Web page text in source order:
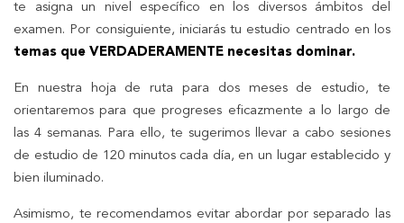
te asigna un nivel específico en los diversos ámbitos del
examen. Por consiguiente, iniciarás tu estudio centrado en los
temas que VERDADERAMENTE necesitas dominar.
En nuestra hoja de ruta para dos meses de estudio, te
orientaremos para que progreses eficazmente a lo largo de
las 4 semanas. Para ello, te sugerimos llevar a cabo sesiones
de estudio de 120 minutos cada día, en un lugar establecido y
bien iluminado.
Asimismo, te recomendamos evitar abordar por separado las